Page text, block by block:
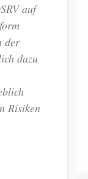
auf
der
dazu
Risiken